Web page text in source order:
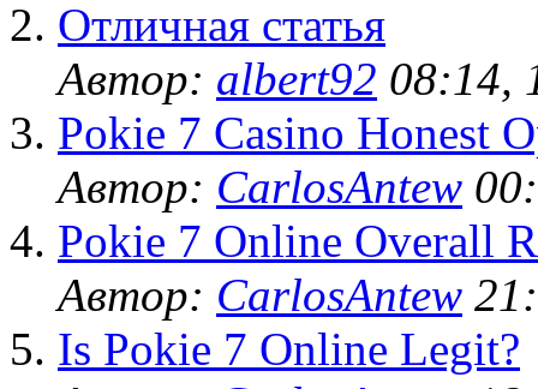
Отличная статья
Автор: albert92 08:14,
Pokie 7 Casino Honest
Автор: CarlosAntew
Pokie 7 Online Overall
Автор: CarlosAntew
Is Pokie 7 Online Legit?